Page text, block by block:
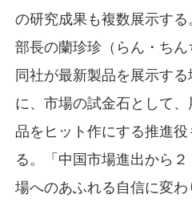
の研究成果も複数展示す
部長の蘭珍珍（らん・ち
同社が最新製品を展示す
に、市場の試金石として
品をヒット作にする推進
る。「中国市場進出から
場へのあふれる自信に変